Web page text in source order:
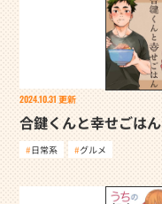
2024.10.31 更新
合鍵くんと幸せごはん
日常系 グルメ